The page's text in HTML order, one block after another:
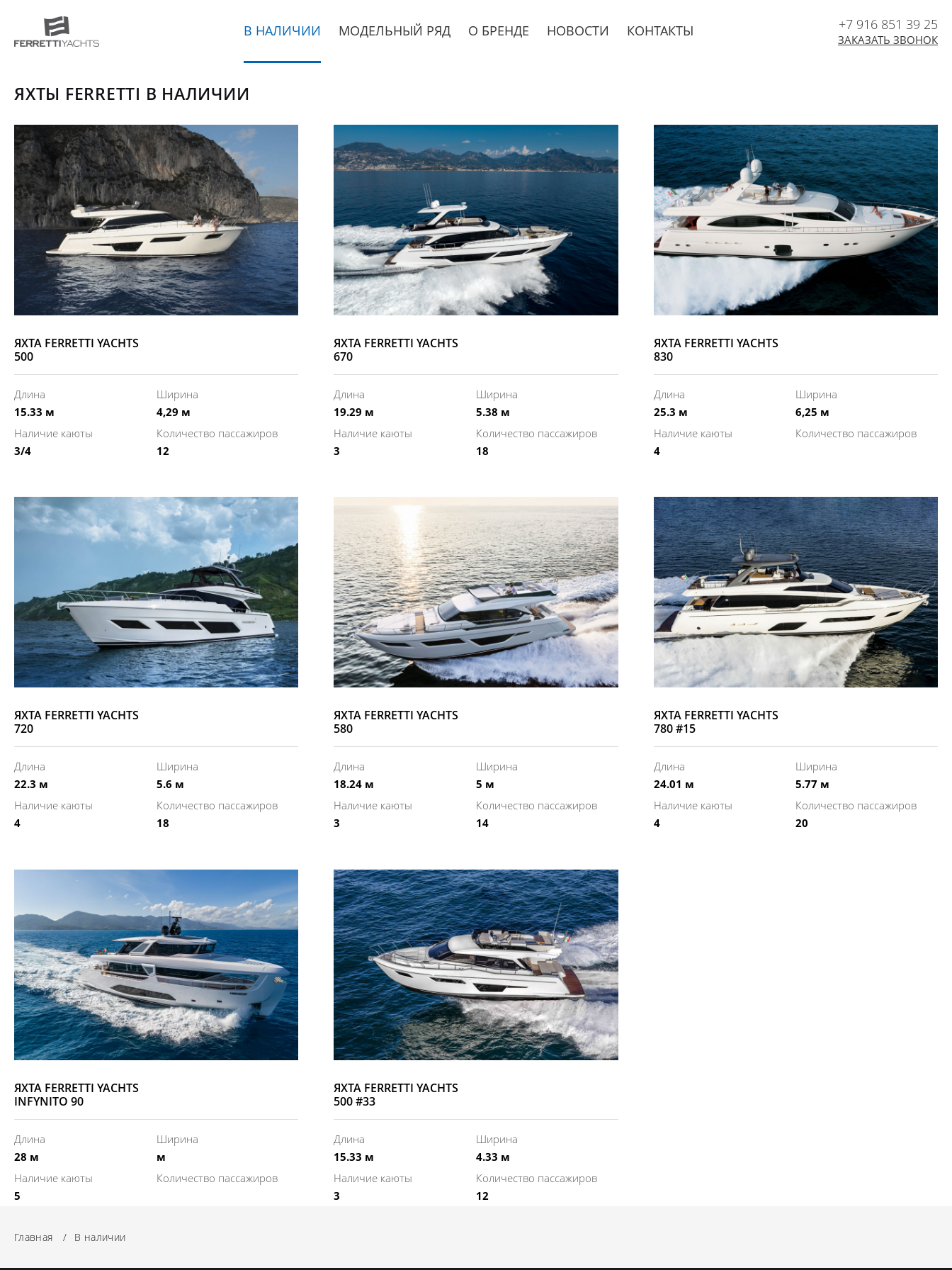
В НАЛИЧИИ МОДЕЛЬНЫЙ РЯД О БРЕНДЕ НОВОСТИ КОНТАКТЫ +7 916 851 39 25
ЗАКАЗАТЬ ЗВОНОК
ЯХТЫ FERRETTI В НАЛИЧИИ
ЯХТА FERRETTI YACHTS
500
Длина
15.33 м
Ширина
4,29 м
Наличие каюты
3/4
Количество пассажиров
12
ЯХТА FERRETTI YACHTS
670
Длина
19.29 м
Ширина
5.38 м
Наличие каюты
3
Количество пассажиров
18
ЯХТА FERRETTI YACHTS
830
Длина
25.3 м
Ширина
6,25 м
Наличие каюты
4
Количество пассажиров
ЯХТА FERRETTI YACHTS
720
Длина
22.3 м
Ширина
5.6 м
Наличие каюты
4
Количество пассажиров
18
ЯХТА FERRETTI YACHTS
580
Длина
18.24 м
Ширина
5 м
Наличие каюты
3
Количество пассажиров
14
ЯХТА FERRETTI YACHTS
780 #15
Длина
24.01 м
Ширина
5.77 м
Наличие каюты
4
Количество пассажиров
20
ЯХТА FERRETTI YACHTS
INFYNITO 90
Длина
28 м
Ширина
м
Наличие каюты
5
Количество пассажиров
ЯХТА FERRETTI YACHTS
500 #33
Длина
15.33 м
Ширина
4.33 м
Наличие каюты
3
Количество пассажиров
12
Главная / В наличии